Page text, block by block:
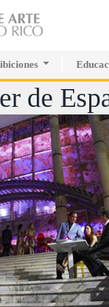
actuales
Centro
Sala de
de